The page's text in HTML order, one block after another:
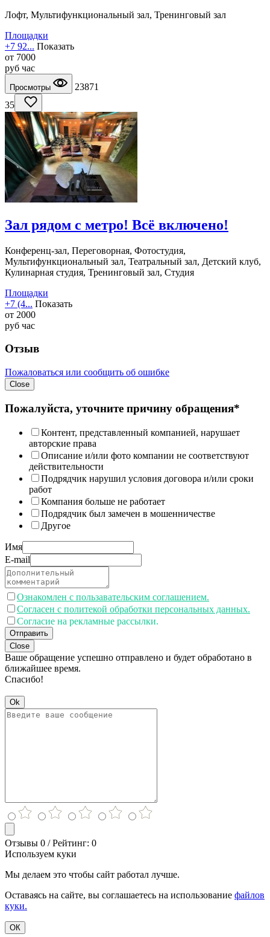
Лофт, Мультифункциональный зал, Тренинговый зал
Площадки
+7 92... Показать
от 7000
руб час
Просмотры
23871
35
Зал рядом с метро! Всё включено!
Конференц-зал, Переговорная, Фотостудия,
Мультифункциональный зал, Театральный зал, Детский клуб,
Кулинарная студия, Тренинговый зал, Студия
Площадки
+7 (4... Показать
от 2000
руб час
Отзыв
Пожаловаться или сообщить об ошибке
Close
Пожалуйста, уточните причину обращения*
Контент, представленный компанией, нарушает
авторские права
Описание и/или фото компании не соответствуют
действительности
Подрядчик нарушил условия договора и/или сроки
работ
Компания больше не работает
Подрядчик был замечен в мошенничестве
Другое
Имя
E-mail
Ознакомлен с пользавательским соглашением.
Согласен с политекой обработки персональных данных.
Согласие на рекламные рассылки.
Отправить
Close
Ваше обращение успешно отправлено и будет обработано в
ближайшее время.
Спасибо!
Ok
Отзывы 0 / Рейтинг: 0
Используем куки
Мы делаем это чтобы сайт работал лучше.
Оставаясь на сайте, вы соглашаетесь на использование файлов
куки.
ОК